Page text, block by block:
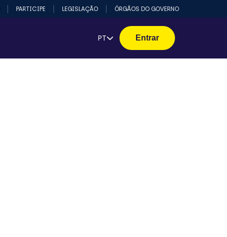
PARTICIPE LEGISLAÇÃO ÓRGÃOS DO GOVERNO
PT Entrar